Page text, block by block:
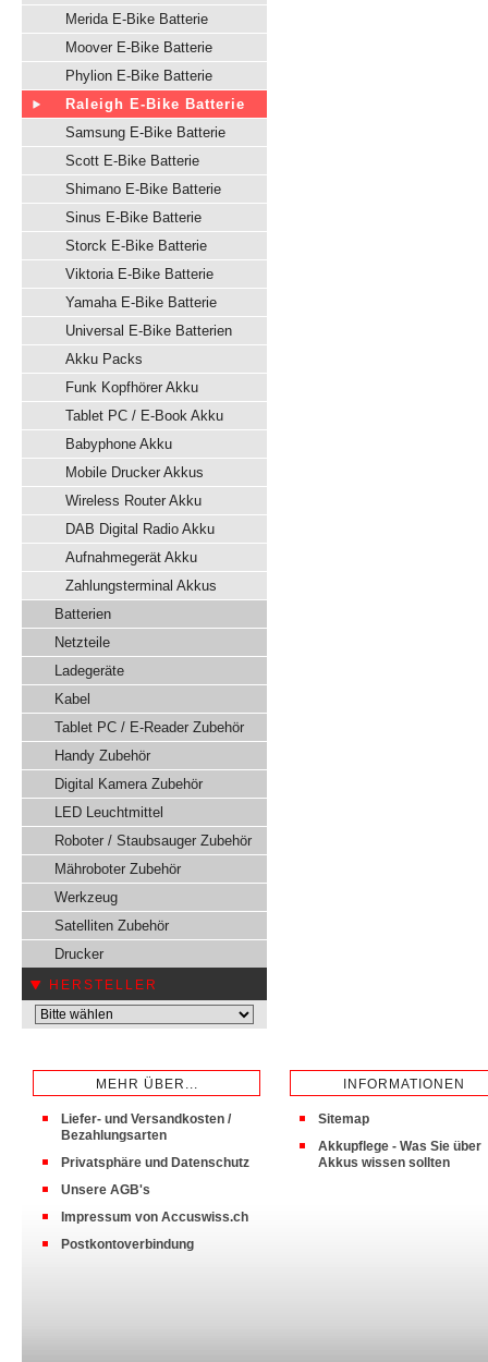
Merida E-Bike Batterie
Moover E-Bike Batterie
Phylion E-Bike Batterie
Raleigh E-Bike Batterie
Samsung E-Bike Batterie
Scott E-Bike Batterie
Shimano E-Bike Batterie
Sinus E-Bike Batterie
Storck E-Bike Batterie
Viktoria E-Bike Batterie
Yamaha E-Bike Batterie
Universal E-Bike Batterien
Akku Packs
Funk Kopfhörer Akku
Tablet PC / E-Book Akku
Babyphone Akku
Mobile Drucker Akkus
Wireless Router Akku
DAB Digital Radio Akku
Aufnahmegerät Akku
Zahlungsterminal Akkus
Batterien
Netzteile
Ladegeräte
Kabel
Tablet PC / E-Reader Zubehör
Handy Zubehör
Digital Kamera Zubehör
LED Leuchtmittel
Roboter / Staubsauger Zubehör
Mähroboter Zubehör
Werkzeug
Satelliten Zubehör
Drucker
HERSTELLER
MEHR ÜBER...
Liefer- und Versandkosten /
Bezahlungsarten
Privatsphäre und Datenschutz
Unsere AGB's
Impressum von Accuswiss.ch
Postkontoverbindung
INFORMATIONEN
Sitemap
Akkupflege - Was Sie über
Akkus wissen sollten